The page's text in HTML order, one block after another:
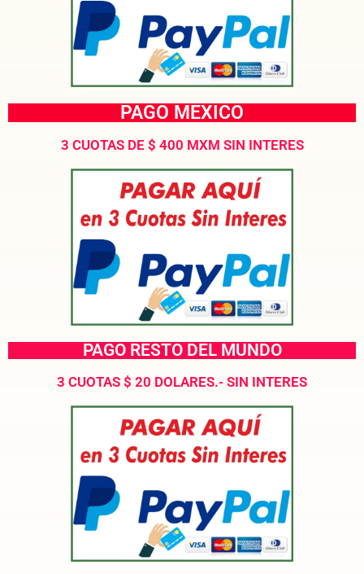
PAGO MEXICO
3 CUOTAS DE $ 400 MXM SIN INTERES
PAGO RESTO DEL MUNDO
3 CUOTAS $ 20 DOLARES.- SIN INTERES